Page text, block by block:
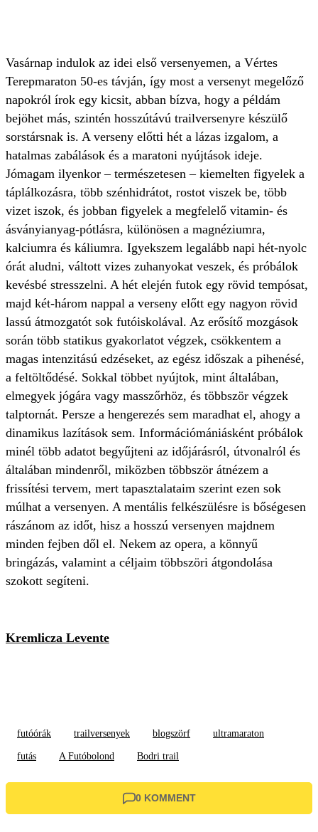
Vasárnap indulok az idei első versenyemen, a Vértes
Terepmaraton 50-es távján, így most a versenyt megelőző
napokról írok egy kicsit, abban bízva, hogy a példám
bejöhet más, szintén hosszútávú trailversenyre készülő
sorstársnak is. A verseny előtti hét a lázas izgalom, a
hatalmas zabálások és a maratoni nyújtások ideje.
Jómagam ilyenkor – természetesen – kiemelten figyelek a
táplálkozásra, több szénhidrátot, rostot viszek be, több
vizet iszok, és jobban figyelek a megfelelő vitamin- és
ásványianyag-pótlásra, különösen a magnéziumra,
kalciumra és káliumra. Igyekszem legalább napi hét-nyolc
órát aludni, váltott vizes zuhanyokat veszek, és próbálok
kevésbé stresszelni. A hét elején futok egy rövid tempósat,
majd két-három nappal a verseny előtt egy nagyon rövid
lassú átmozgatót sok futóiskolával. Az erősítő mozgások
során több statikus gyakorlatot végzek, csökkentem a
magas intenzitású edzéseket, az egész időszak a pihenésé,
a feltöltődésé. Sokkal többet nyújtok, mint általában,
elmegyek jógára vagy masszőrhöz, és többször végzek
talptornát. Persze a hengerezés sem maradhat el, ahogy a
dinamikus lazítások sem. Információmániásként próbálok
minél több adatot begyűjteni az időjárásról, útvonalról és
általában mindenről, miközben többször átnézem a
frissítési tervem, mert tapasztalataim szerint ezen sok
múlhat a versenyen. A mentális felkészülésre is bőségesen
rászánom az időt, hisz a hosszú versenyen majdnem
minden fejben dől el. Nekem az opera, a könnyű
bringázás, valamint a céljaim többszöri átgondolása
szokott segíteni.
Kremlicza Levente
futóórák trailversenyek blogszörf ultramaraton
futás A Futóbolond Bodri trail
0 KOMMENT